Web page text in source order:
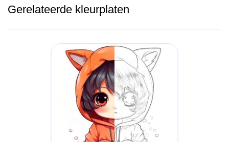
Gerelateerde kleurplaten